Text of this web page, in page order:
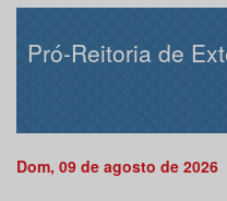
Pró-Reitoria de
Dom, 09 de agosto de 2026